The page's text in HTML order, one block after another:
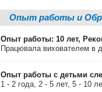
Опыт работы и
Опыт работы: 10 лет,
Працювала вихователем в
Опыт работы с детьми
1 - 2 года, 2 - 5 лет, 5 - 10